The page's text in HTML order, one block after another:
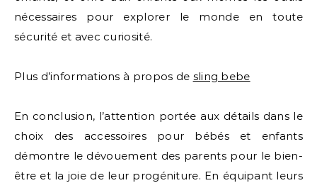
nécessaires pour explorer le monde en toute
sécurité et avec curiosité.
Plus d’informations à propos de sling bebe
En conclusion, l’attention portée aux détails dans le
choix des accessoires pour bébés et enfants
démontre le dévouement des parents pour le bien-
être et la joie de leur progéniture. En équipant leurs